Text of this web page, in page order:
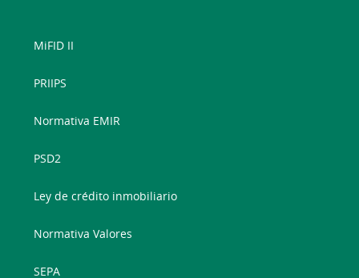
MiFID II
PRIIPS
Normativa EMIR
PSD2
Ley de crédito inmobiliario
Normativa Valores
SEPA